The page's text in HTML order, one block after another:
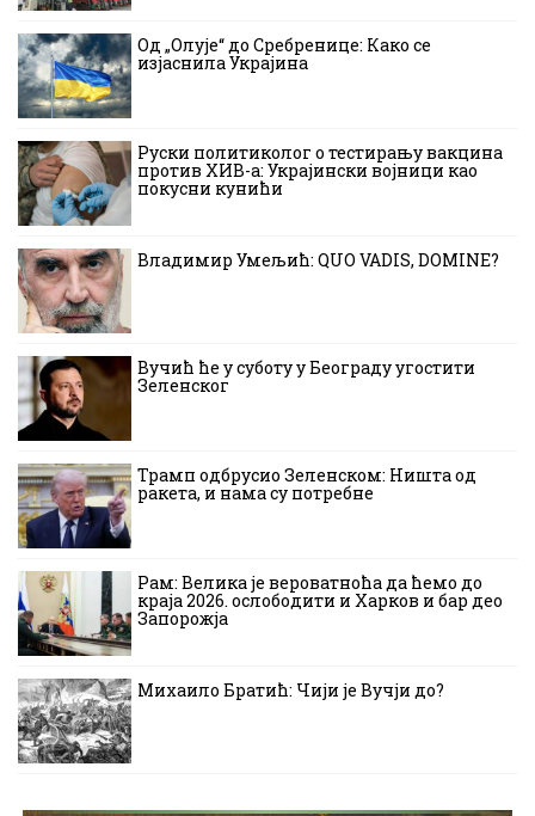
Од „Олује“ до Сребренице: Како се
изјаснила Украјина
Руски политиколог о тестирању вакцина
против ХИВ-а: Украјински војници као
покусни кунићи
Владимир Умељић: QUO VADIS, DOMINE?
Вучић ће у суботу у Београду угостити
Зеленског
Трамп одбрусио Зеленском: Ништа од
ракета, и нама су потребне
Рам: Велика је вероватноћа да ћемо до
краја 2026. ослободити и Харков и бар део
Запорожја
Михаило Братић: Чији је Вучји до?